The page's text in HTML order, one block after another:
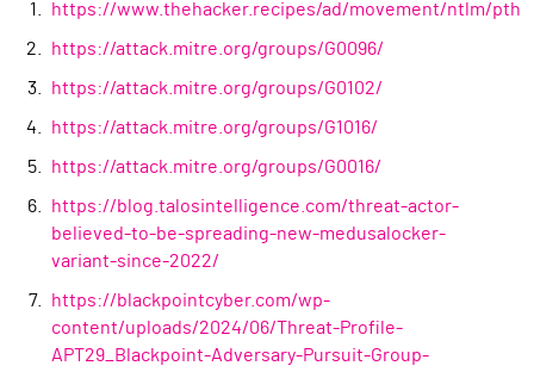
https://www.thehacker.recipes/ad/movement/ntlm/pth
https://attack.mitre.org/groups/G0096/
https://attack.mitre.org/groups/G0102/
https://attack.mitre.org/groups/G1016/
https://attack.mitre.org/groups/G0016/
https://blog.talosintelligence.com/threat-actor-
believed-to-be-spreading-new-medusalocker-
variant-since-2022/
https://blackpointcyber.com/wp-
content/uploads/2024/06/Threat-Profile-
APT29_Blackpoint-Adversary-Pursuit-Group-